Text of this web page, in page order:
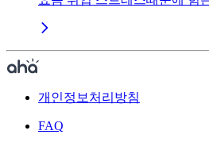
개인정보처리방침
FAQ